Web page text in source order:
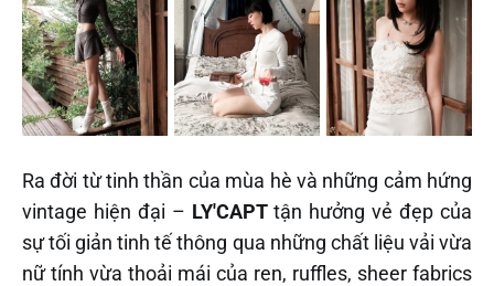
Ra đời từ tinh thần của mùa hè và những cảm hứng
vintage hiện đại – LY'CAPTtận hưởng vẻ đẹp của
sự tối giản tinh tế thông qua những chất liệu vải vừa
nữ tính vừa thoải mái của ren, ruffles, sheer fabrics